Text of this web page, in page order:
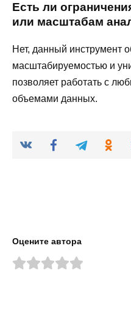
Есть ли
или масштабам
Нет, данный инструмент
масштабируемостью и
позволяет работать с
объемами данных.
Оцените автора